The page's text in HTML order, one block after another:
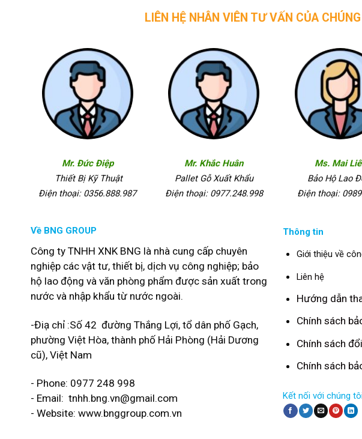
LIÊN HỆ NHÂN VIÊN TƯ VẤN CỦA CHÚNG TÔI
Mr. Đức Điệp
Thiết Bị Kỹ Thuật
Điện thoại: 0356.888.987
Mr. Khắc Huân
Pallet Gỗ Xuất Khẩu
Điện thoại: 0977.248.998
Ms. Mai
Bảo Hộ Lao
Điện thoại:
Về BNG GROUP
Công ty TNHH XNK BNG là nhà cung cấp chuyên
nghiệp các vật tư, thiết bị, dịch vụ công nghiệp; bảo
hộ lao động và văn phòng phẩm được sản xuất trong
nước và nhập khẩu từ nước ngoài.
-Điạ chỉ :Số 42 đường Thắng Lợi, tổ dân phố Gạch,
phường Việt Hòa, thành phố Hải Phòng (Hải Dương
cũ), Việt Nam
- Phone: 0977 248 998
- Email: tnhh.bng.vn@gmail.com
- Website: www.bnggroup.com.vn
Thông tin
Giới thiệu về
Liên hệ
Hướng dẫn
Chính sách
Chính sách
Chính sách
Kết nối với chúng